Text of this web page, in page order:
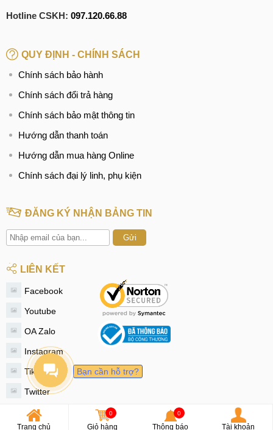
Hotline CSKH: 097.120.66.88
QUY ĐỊNH - CHÍNH SÁCH
Chính sách bảo hành
Chính sách đổi trả hàng
Chính sách bảo mật thông tin
Hướng dẫn thanh toán
Hướng dẫn mua hàng Online
Chính sách đại lý linh, phụ kiện
ĐĂNG KÝ NHẬN BẢNG TIN
Gửi
LIÊN KẾT
Facebook
Youtube
OA Zalo
Instagram
Tiktok
Twitter
© 2020 - MobileCity
Trang chủ
0
Giỏ hàng
0
Thông báo Tài khoản
Bạn cần hỗ trợ?